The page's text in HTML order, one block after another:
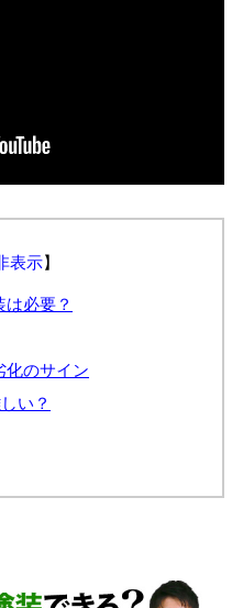
表示】
は必要？
化のサイン
い？